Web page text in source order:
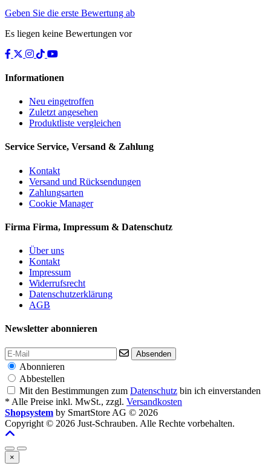
Geben Sie die erste Bewertung ab
Es liegen keine Bewertungen vor
Informationen
Neu eingetroffen
Zuletzt angesehen
Produktliste vergleichen
Service Service, Versand & Zahlung
Kontakt
Versand und Rücksendungen
Zahlungsarten
Cookie Manager
Firma Firma, Impressum & Datenschutz
Über uns
Kontakt
Impressum
Widerrufsrecht
Datenschutzerklärung
AGB
Newsletter abonnieren
Absenden
Abonnieren
Abbestellen
Mit den Bestimmungen zum Datenschutz bin ich einverstanden
* Alle Preise inkl. MwSt., zzgl. Versandkosten
Shopsystem by SmartStore AG © 2026
Copyright © 2026 Just-Schrauben. Alle Rechte vorbehalten.
×